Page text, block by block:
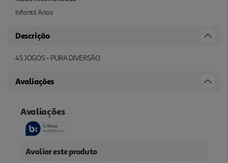
Infantil Anos
Descrição
45 JOGOS - PURA DIVERSÃO
Avaliações